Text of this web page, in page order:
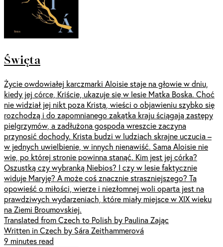
Święta
Życie owdowiałej karczmarki Aloisie staje na głowie w dniu,
kiedy jej córce, Kriście, ukazuje się w lesie Matka Boska. Choć
nie widział jej nikt poza Kristą, wieści o objawieniu szybko się
rozchodzą i do zapomnianego zakątka kraju ściągają zastępy
pielgrzymów, a zadłużona gospoda wreszcie zaczyna
przynosić dochody. Krista budzi w ludziach skrajne uczucia –
w jednych uwielbienie, w innych nienawiść. Sama Aloisie nie
wie, po której stronie powinna stanąć. Kim jest jej córka?
Oszustką czy wybranką Niebios? I czy w lesie faktycznie
widuje Maryję? A może coś znacznie straszniejszego? Ta
opowieść o miłości, wierze i niezłomnej woli oparta jest na
prawdziwych wydarzeniach, które miały miejsce w XIX wieku
na Ziemi Broumovskiej.
Translated from Czech to Polish by Paulina Zając
Written in Czech by Sára Zeithammerová
9 minutes read